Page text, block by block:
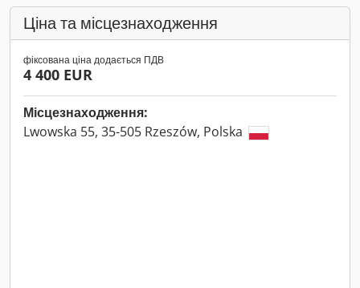
Ціна та місцезнаходження
фіксована ціна додається ПДВ
4 400 EUR
Місцезнаходження:
Lwowska 55, 35-505 Rzeszów, Polska